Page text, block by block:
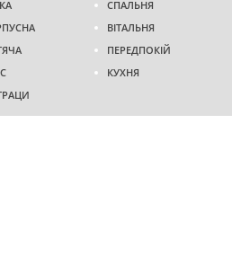
СПАЛЬНЯ
ВІТАЛЬНЯ
ПЕРЕДПОКІЙ
КУХНЯ